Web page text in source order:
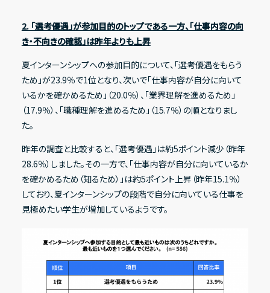
2. 「選考優遇」が参加目的のトップである一方、「仕事内容の向
き・不向きの確認」は昨年よりも上昇
夏インターンシップへの参加目的について、「選考優遇をもらう
ため」が23.9％で1位となり、次いで「仕事内容が自分に向いて
いるかを確かめるため」（20.0％）、「業界理解を進めるため」
（17.9％）、「職種理解を進めるため」（15.7％）の順となりまし
た。
昨年の調査と比較すると、「選考優遇」は約5ポイント減少（昨年
28.6％）しました。その一方で、「仕事内容が自分に向いているか
を確かめるため（知るため）」は約5ポイント上昇（昨年15.1％）
しており、夏インターンシップの段階で自分に向いている仕事を
見極めたい学生が増加しているようです。